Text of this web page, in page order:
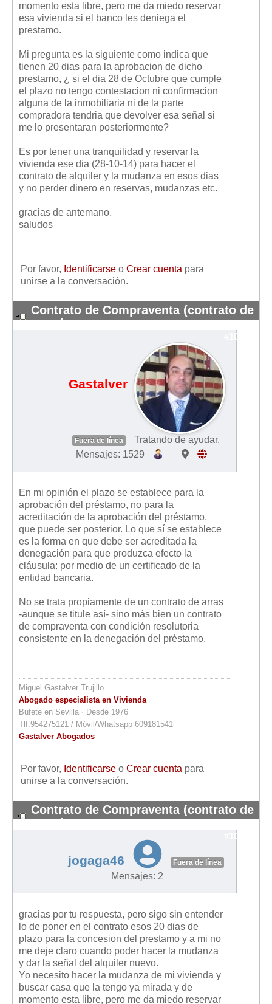
momento esta libre, pero me da miedo reservar
esa vivienda si el banco les deniega el
prestamo.
Mi pregunta es la siguiente como indica que
tienen 20 dias para la aprobacion de dicho
prestamo, ¿ si el dia 28 de Octubre que cumple
el plazo no tengo contestacion ni confirmacion
alguna de la inmobiliaria ni de la parte
compradora tendria que devolver esa señal si
me lo presentaran posteriormente?
Es por tener una tranquilidad y reservar la
vivienda ese dia (28-10-14) para hacer el
contrato de alquiler y la mudanza en esos dias
y no perder dinero en reservas, mudanzas etc.
gracias de antemano.
saludos
Por favor, Identificarse o Crear cuenta para
unirse a la conversación.
Contrato de Compraventa (contrato de
arras)
#10595
Gastalver
Fuera de línea
Tratando de ayudar.
Mensajes: 1529
En mi opinión el plazo se establece para la
aprobación del préstamo, no para la
acreditación de la aprobación del préstamo,
que puede ser posterior. Lo que sí se establece
es la forma en que debe ser acreditada la
denegación para que produzca efecto la
cláusula: por medio de un certificado de la
entidad bancaria.
No se trata propiamente de un contrato de arras
-aunque se titule así- sino más bien un contrato
de compraventa con condición resolutoria
consistente en la denegación del préstamo.
Miguel Gastalver Trujillo
Abogado especialista en Vivienda
Bufete en Sevilla · Desde 1976
Tlf.954275121 / Móvil/Whatsapp 609181541
Gastalver Abogados
Por favor, Identificarse o Crear cuenta para
unirse a la conversación.
Contrato de Compraventa (contrato de
arras)
#10596
jogaga46 Fuera de línea
Mensajes: 2
gracias por tu respuesta, pero sigo sin entender
lo de poner en el contrato esos 20 dias de
plazo para la concesion del prestamo y a mi no
me deje claro cuando poder hacer la mudanza
y dar la señal del alquiler nuevo.
Yo necesito hacer la mudanza de mi vivienda y
buscar casa que la tengo ya mirada y de
momento esta libre, pero me da miedo reservar